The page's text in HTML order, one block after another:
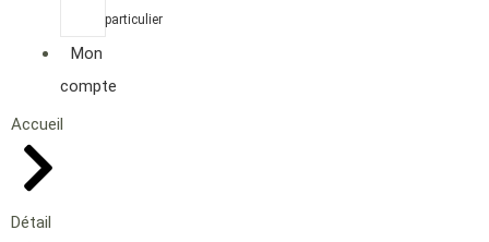
particulier
Mon
compte
Accueil
Détail